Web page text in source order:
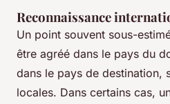
Reconnaissance
Un point souvent sous-
être agréé dans le pays du
dans le pays de destination,
locales. Dans certains cas,